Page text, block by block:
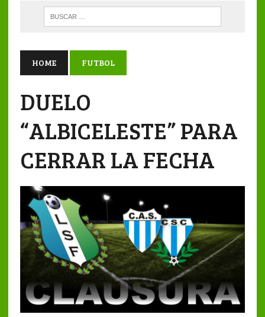
HOME FUTBOL
DUELO
“ALBICELESTE” PARA
CERRAR LA FECHA